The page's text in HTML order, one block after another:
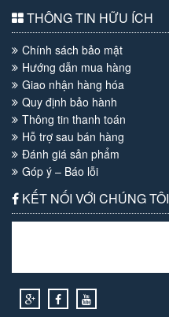
THÔNG TIN HỮU ÍCH
Chính sách bảo mật
Hướng dẫn mua hàng
Giao nhận hàng hóa
Quy định bảo hành
Thông tin thanh toán
Hỗ trợ sau bán hàng
Đánh giá sản phẩm
Góp ý – Báo lỗi
KẾT NỐI VỚI CHÚNG TÔI